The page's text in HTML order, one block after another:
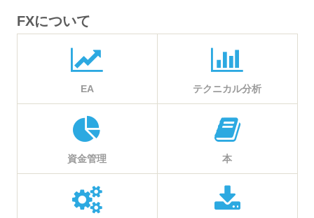
FXについて
EA テクニカル分析
資金管理 本